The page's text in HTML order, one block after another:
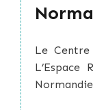
Le Centre
L’Espace